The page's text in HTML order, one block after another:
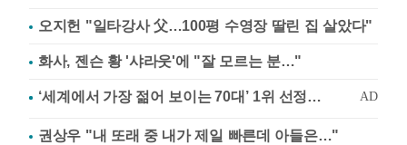
오지헌 "일타강사 父…100평 수영장 딸린 집 살았다"
화사, 젠슨 황 '샤라웃'에 "잘 모르는 분…"
권상우 "내 또래 중 내가 제일 빠른데 아들은…"